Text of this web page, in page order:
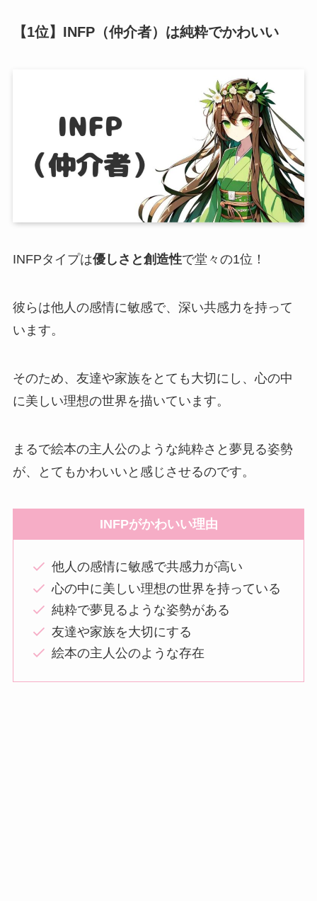
【1位】INFP（仲介者）は純粋でかわいい
INFPタイプは優しさと創造性で堂々の1位！
彼らは他人の感情に敏感で、深い共感力を持って
います。
そのため、友達や家族をとても大切にし、心の中
に美しい理想の世界を描いています。
まるで絵本の主人公のような純粋さと夢見る姿勢
が、とてもかわいいと感じさせるのです。
INFPがかわいい理由
他人の感情に敏感で共感力が高い
心の中に美しい理想の世界を持っている
純粋で夢見るような姿勢がある
友達や家族を大切にする
絵本の主人公のような存在